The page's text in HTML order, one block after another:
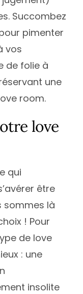
Succombez
pimenter
vos
de folie à
une
room.
love
qui
être
sommes là
! Pour
de love
: une
insolite